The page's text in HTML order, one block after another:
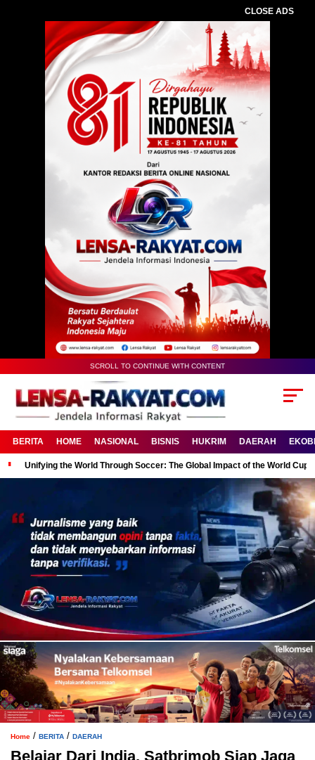
CLOSE ADS
SCROLL TO CONTINUE WITH CONTENT
BERITA HOME NASIONAL BISNIS HUKRIM DAERAH
Unifying the World Through Soccer: The Global Impact of the World Cup
Home / BERITA / DAERAH
Belajar Dari India, Satbrimob Siap Jaga